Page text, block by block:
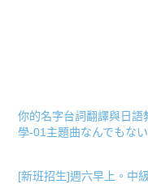
你的名字台詞翻譯與日語
學-01主題曲なんでもな
[新班招生]週六早上。中